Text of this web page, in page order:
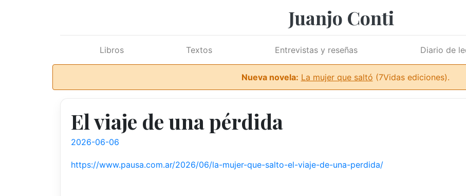
Juanjo Conti
Libros Textos Entrevistas y reseñas Diario de
Nueva novela: La mujer que saltó (7Vidas ediciones).
El viaje de una pérdida
2026-06-06
https://www.pausa.com.ar/2026/06/la-mujer-que-salto-el-viaje-de-una-perdida/